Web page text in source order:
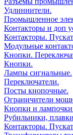
Удлиннители.
Промышленное
Контакторы и доп
Контакторы.
Модульные
Кнопки.
Кнопки.
Лампы сигнальные.
Переключатели.
Посты кнопочные.
Ограничители
Кнопки и
Рубильники,
Контакторы.